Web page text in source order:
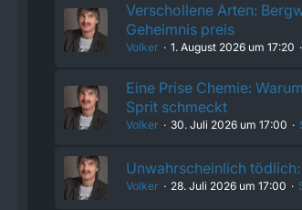
Verschollene Arten:
Geheimnis preis
Volker 1. August 2026 um 17:20
Eine Prise Chemie:
Sprit schmeckt
Volker 30. Juli 2026 um 17:00
Unwahrscheinlich
Volker 28. Juli 2026 um 17:00